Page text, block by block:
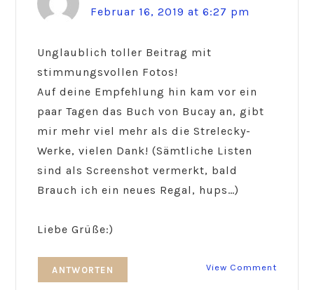
Februar 16, 2019 at 6:27 pm
Unglaublich toller Beitrag mit
stimmungsvollen Fotos!
Auf deine Empfehlung hin kam vor ein
paar Tagen das Buch von Bucay an, gibt
mir mehr viel mehr als die Strelecky-
Werke, vielen Dank! (Sämtliche Listen
sind als Screenshot vermerkt, bald
Brauch ich ein neues Regal, hups…)
Liebe Grüße:)
View Comment
ANTWORTEN